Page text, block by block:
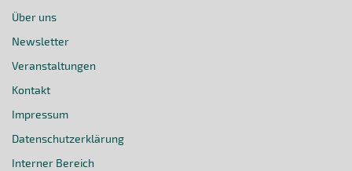
Über uns
Newsletter
Veranstaltungen
Kontakt
Impressum
Datenschutzerklärung
Interner Bereich